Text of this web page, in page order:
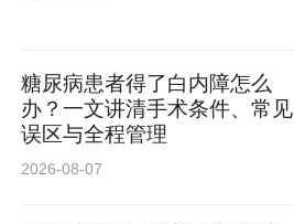
糖尿病患者得了白内障怎么
办？一文讲清手术条件、常见
误区与全程管理
2026-08-07